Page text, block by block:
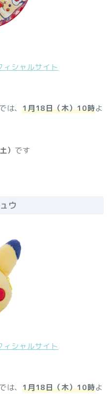
シャルサイト
は、1月18日（木）10時よ
） です
ウ
シャルサイト
は、1月18日（木）10時よ